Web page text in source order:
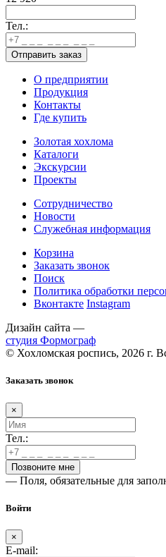
Тел.:
О предприятии
Продукция
Контакты
Где купить
Золотая хохлома
Каталоги
Экскурсии
Проекты
Сотрудничество
Новости
Служебная информация
Корзина
Заказать звонок
Поиск
Политика обработки
Вконтакте Instagram
Дизайн сайта —
студия Формограф
© Хохломская роспись, 2026 г.
Заказать звонок
×
Тел.:
— Поля, обязательные для
Войти
×
E-mail: